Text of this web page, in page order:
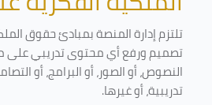
تلتزم إدارة المنصة بمبادئ حقوق
تصميم ورفع أي محتوى تدريبي على
النصوص، أو الصور، أو البرامج، أو
تدريبية، أو غيرها.